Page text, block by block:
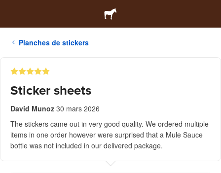
Planches de stickers
Sticker sheets
David Munoz 30 mars 2026
The stickers came out in very good quality. We ordered multiple
items in one order however were surprised that a Mule Sauce
bottle was not included in our delivered package.